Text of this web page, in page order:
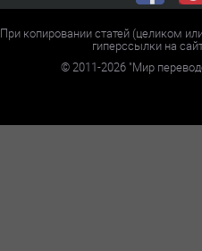
При копировании статей (целиком
гиперссылки на
©2011-2026 "Мир